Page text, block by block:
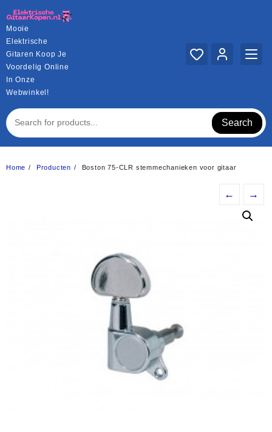
naar
de
inhoud
Mooie
Elektrische
Gitaren Koop Je
Voordelig Online
In Onze
Webwinkel!
Search
Home Producten Boston 75-CLR stemmechanieken voor gitaar
← →